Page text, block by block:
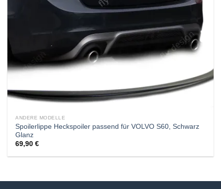
ANDERE MODELLE
Spoilerlippe Heckspoiler passend für VOLVO S60, Schwarz
Glanz
69,90€